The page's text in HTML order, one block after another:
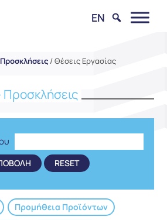
EN
/Θέσεις Εργασίας
Προσκλήσεις
Προμήθεια Προϊόντων